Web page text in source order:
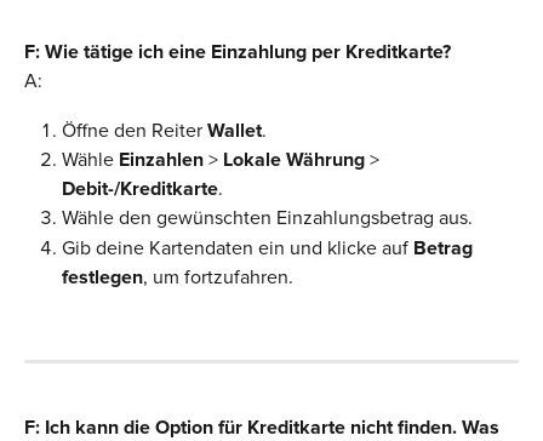
F: Wie tätige ich eine Einzahlung per Kreditkarte?
A:
Öffne den Reiter Wallet.
Wähle Einzahlen > Lokale Währung >
Debit-/Kreditkarte.
Wähle den gewünschten Einzahlungsbetrag aus.
Gib deine Kartendaten ein und klicke auf Betrag
festlegen, um fortzufahren.
F: Ich kann die Option für Kreditkarte nicht finden. Was